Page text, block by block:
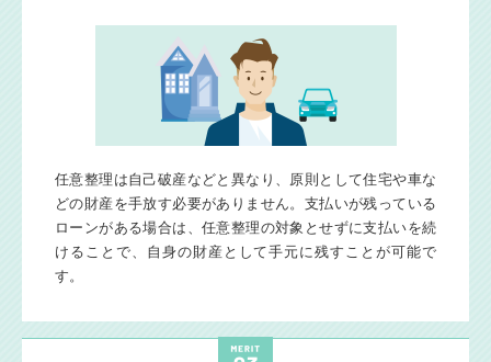
任意整理は自己破産などと異なり、原則として住宅や車な
どの財産を手放す必要がありません。支払いが残っている
ローンがある場合は、任意整理の対象とせずに支払いを続
けることで、自身の財産として手元に残すことが可能で
す。